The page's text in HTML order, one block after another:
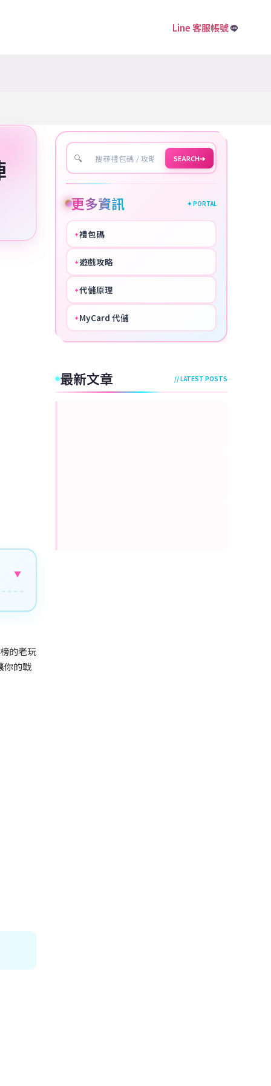
Line 客服帳號
▼
的老玩
你的戰
🔍 SEARCH➔
更多資訊 ✦ PORTAL
✦禮包碼
✦遊戲攻略
✦代儲原理
✦MyCard 代儲
最新文章 // LATEST POSTS